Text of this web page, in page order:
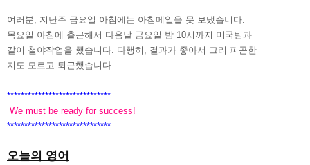
여러분, 지난주 금요일 아침에는 아침메일을 못 보냈습니다.
목요일 아침에 출근해서 다음날 금요일 밤 10시까지 미국팀과
같이 철야작업을 했습니다. 다행히, 결과가 좋아서 그리 피곤한
지도 모르고 퇴근했습니다.
******************************
We must be ready for success!
******************************
오늘의 영어